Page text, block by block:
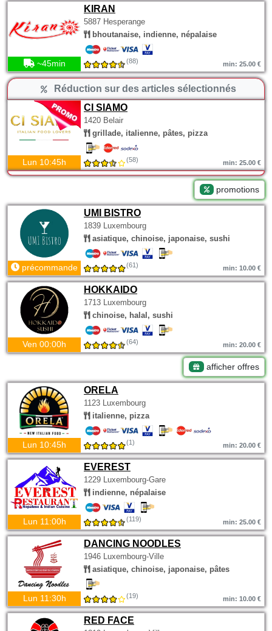
KIRAN
5887 Hesperange
bhoutanaise, indienne, népalaise
~45min (88) min: 25.00 €
Réduction sur des articles sélectionnés
CI SIAMO
1420 Belair
grillade, italienne, pâtes, pizza
Lun 10:45h (58) min: 25.00 €
promotions
UMI BISTRO
1839 Luxembourg
asiatique, chinoise, japonaise, sushi
précommande (61) min: 10.00 €
HOKKAIDO
1713 Luxembourg
chinoise, halal, sushi
Ven 00:00h (64) min: 20.00 €
afficher offres
ORELA
1123 Luxembourg
italienne, pizza
Lun 10:45h (1) min: 20.00 €
EVEREST
1229 Luxembourg-Gare
indienne, népalaise
Lun 11:00h (119) min: 25.00 €
DANCING NOODLES
1946 Luxembourg-Ville
asiatique, chinoise, japonaise, pâtes
Lun 11:30h (19) min: 10.00 €
RED FACE